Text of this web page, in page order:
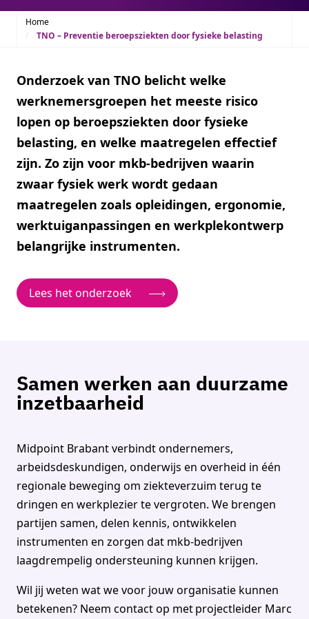
Home
TNO – Preventie beroepsziekten door fysieke belasting
Onderzoek van TNO belicht welke
werknemersgroepen het meeste risico
lopen op beroepsziekten door fysieke
belasting, en welke maatregelen effectief
zijn. Zo zijn voor mkb-bedrijven waarin
zwaar fysiek werk wordt gedaan
maatregelen zoals opleidingen, ergonomie,
werktuiganpassingen en werkplekontwerp
belangrijke instrumenten.
Lees het onderzoek
Samen werken aan duurzame
inzetbaarheid
Midpoint Brabant verbindt ondernemers,
arbeidsdeskundigen, onderwijs en overheid in één
regionale beweging om ziekteverzuim terug te
dringen en werkplezier te vergroten. We brengen
partijen samen, delen kennis, ontwikkelen
instrumenten en zorgen dat mkb-bedrijven
laagdrempelig ondersteuning kunnen krijgen.
Wil jij weten wat we voor jouw organisatie kunnen
betekenen? Neem contact op metprojectleider Marc